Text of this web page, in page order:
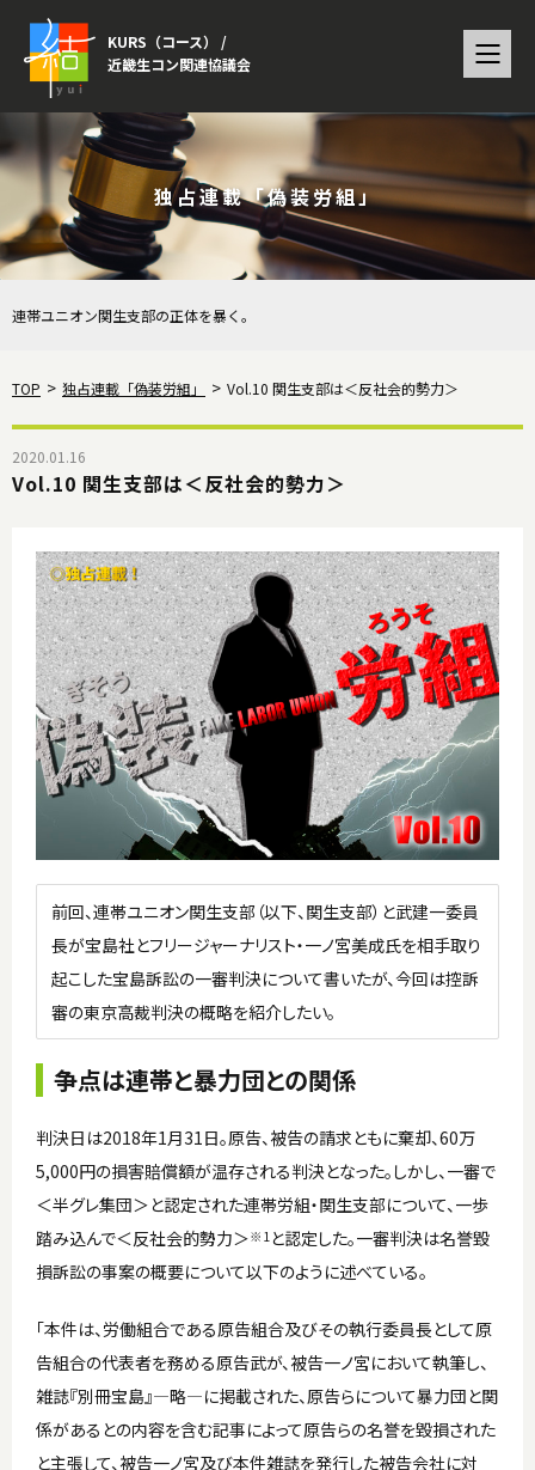
KURS（コース） /
近畿生コン関連協議会
独占連載「偽装労組」
連帯ユニオン関生支部の正体を暴く。
TOP 独占連載「偽装労組」 Vol.10 関生支部は＜反社会的勢力＞
2020.01.16
Vol.10 関生支部は＜反社会的勢力＞
前回、連帯ユニオン関生支部（以下、関生支部）と武建一委員
長が宝島社とフリージャーナリスト・一ノ宮美成氏を相手取り
起こした宝島訴訟の一審判決について書いたが、今回は控訴
審の東京高裁判決の概略を紹介したい。
争点は連帯と暴力団との関係
判決日は2018年1月31日。原告、被告の請求ともに棄却、60万
5,000円の損害賠償額が温存される判決となった。しかし、一審で
＜半グレ集団＞と認定された連帯労組・関生支部について、一歩
踏み込んで＜反社会的勢力＞※1 と認定した。一審判決は名誉毀
損訴訟の事案の概要について以下のように述べている。
「本件は、労働組合である原告組合及びその執行委員長として原
告組合の代表者を務める原告武が、被告一ノ宮において執筆し、
雑誌『別冊宝島』―略―に掲載された、原告らについて暴力団と関
係があるとの内容を含む記事によって原告らの名誉を毀損された
と主張して、被告一ノ宮及び本件雑誌を発行した被告会社に対